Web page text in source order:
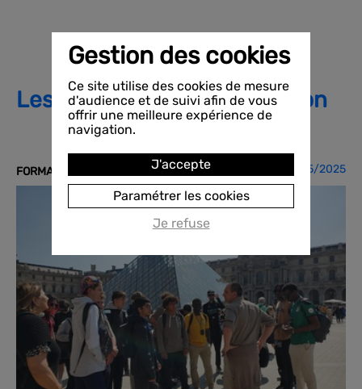
Les actualités de la formation
FORMATION PRO 20/05/2025
Gestion des cookies
Ce site utilise des cookies de mesure
d'audience et de suivi afin de vous
offrir une meilleure expérience de
navigation.
J'accepte
Paramétrer les cookies
Je refuse